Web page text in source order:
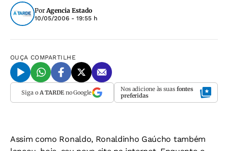
PorAgencia Estado
10/05/2006 - 19:55 h
OUÇA COMPARTILHE
Siga o A TARDEno Google Nos adicione às suas fontes
preferidas
Assim como Ronaldo, Ronaldinho Gaúcho também